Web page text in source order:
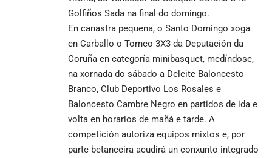
Golfiños Sada na final do domingo.
En canastra pequena, o Santo Domingo xoga
en Carballo o Torneo 3X3 da Deputación da
Coruña en categoría minibasquet, medíndose,
na xornada do sábado a Deleite Baloncesto
Branco, Club Deportivo Los Rosales e
Baloncesto Cambre Negro en partidos de ida e
volta en horarios de mañá e tarde. A
competición autoriza equipos mixtos e, por
parte betanceira acudirá un conxunto integrado